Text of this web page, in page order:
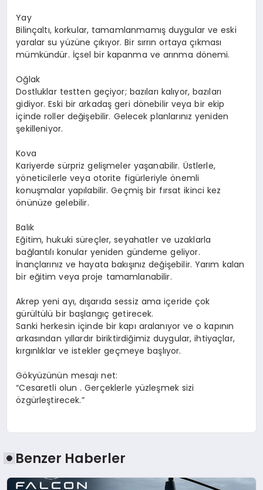
Yay
Bilinçaltı, korkular, tamamlanmamış duygular ve eski
yaralar su yüzüne çıkıyor. Bir sırrın ortaya çıkması
mümkündür. İçsel bir kapanma ve arınma dönemi.
Oğlak
Dostluklar testten geçiyor; bazıları kalıyor, bazıları
gidiyor. Eski bir arkadaş geri dönebilir veya bir ekip
içinde roller değişebilir. Gelecek planlarınız yeniden
şekilleniyor.
Kova
Kariyerde sürpriz gelişmeler yaşanabilir. Üstlerle,
yöneticilerle veya otorite figürleriyle önemli
konuşmalar yapılabilir. Geçmiş bir fırsat ikinci kez
önünüze gelebilir.
Balık
Eğitim, hukuki süreçler, seyahatler ve uzaklarla
bağlantılı konular yeniden gündeme geliyor.
İnançlarınız ve hayata bakışınız değişebilir. Yarım kalan
bir eğitim veya proje tamamlanabilir.
Akrep yeni ayı, dışarıda sessiz ama içeride çok
gürültülü bir başlangıçgetirecek.
Sanki herkesin içinde bir kapı aralanıyor ve o kapının
arkasından yıllardır biriktirdiğimiz duygular, ihtiyaçlar,
kırgınlıklar ve istekler geçmeye başlıyor.
Gökyüzünün mesajı net:
“Cesaretli olun . Gerçeklerle yüzleşmek sizi
özgürleştirecek.”
Benzer Haberler